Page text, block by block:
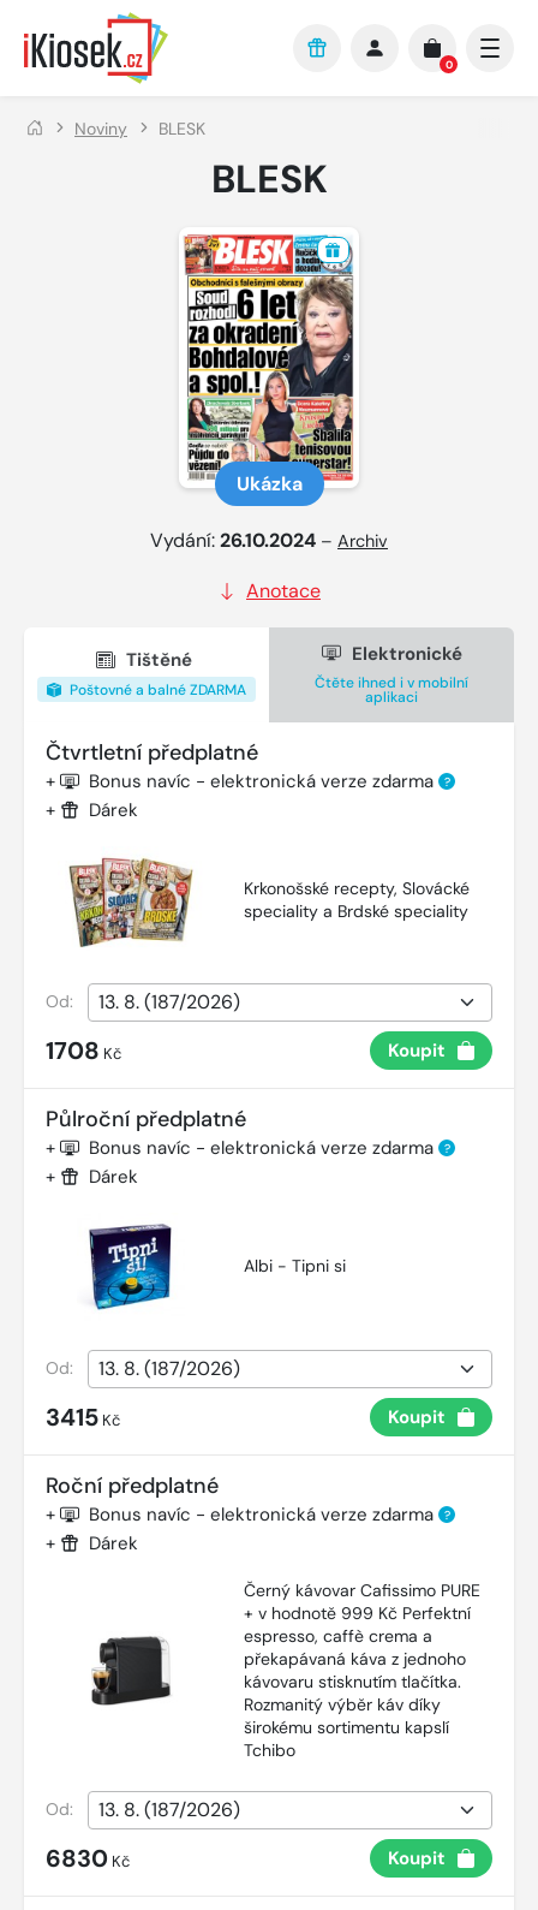
Přejít na hlavní obsah
0
Noviny BLESK
BLESK
Ukázka
Vydání:26.10.2024 – Archiv
Anotace
Tištěné
Poštovné a balné ZDARMA
Elektronické
Čtěte ihned i v mobilní
aplikaci
Čtvrtletní předplatné
+ Bonus navíc - elektronická verze zdarma ?
+ Dárek
Krkonošské recepty, Slovácké
speciality a Brdské speciality
Od:
1708 Kč Koupit
Půlroční předplatné
+ Bonus navíc - elektronická verze zdarma ?
+ Dárek
Albi - Tipni si
Od:
3415 Kč Koupit
Roční předplatné
+ Bonus navíc - elektronická verze zdarma ?
+ Dárek
Černý kávovar Cafissimo PURE
+ v hodnotě 999 Kč Perfektní
espresso, caffè crema a
překapávaná káva z jednoho
kávovaru stisknutím tlačítka.
Rozmanitý výběr káv díky
širokému sortimentu kapslí
Tchibo
Od:
6830 Kč Koupit